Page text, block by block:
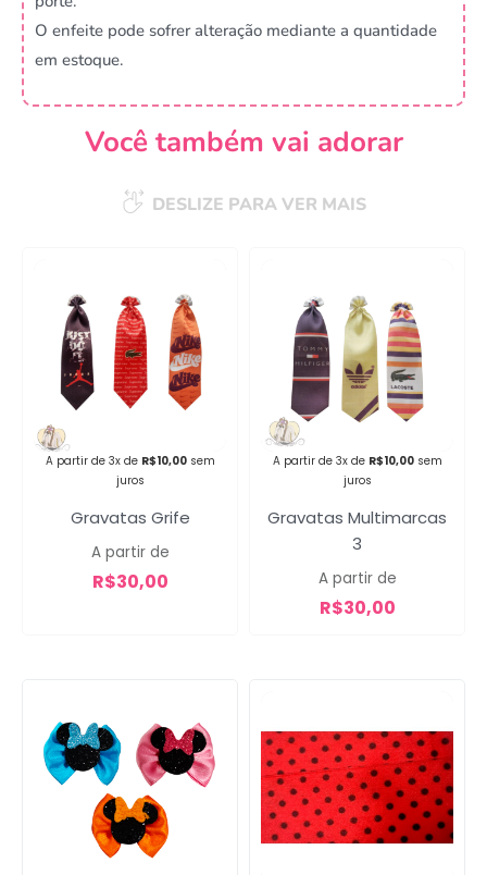
O enfeite pode sofrer alteração mediante a quantidade
em estoque.
Você também vai adorar
DESLIZE PARA VER MAIS
A partir de 3x de R$10,00 sem
juros
Gravatas Grife
A partir de
R$30,00
A partir de 3x de R$10,00 sem
juros
Gravatas Multimarcas
3
A partir de
R$30,00
Campanha lançada com
sucesso!